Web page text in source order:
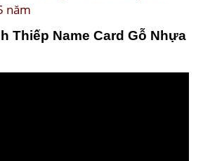
năm
Thiếp Name Card Gỗ Nhựa